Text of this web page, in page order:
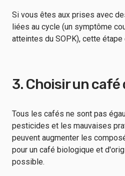
Si vous êtes aux prises avec
liées au cycle (un symptôme
atteintes du SOPK), cette
3. Choisir un
Tous les cafés ne sont pas
pesticides et les mauvaises
peuvent augmenter les
pour un café biologique et
possible.